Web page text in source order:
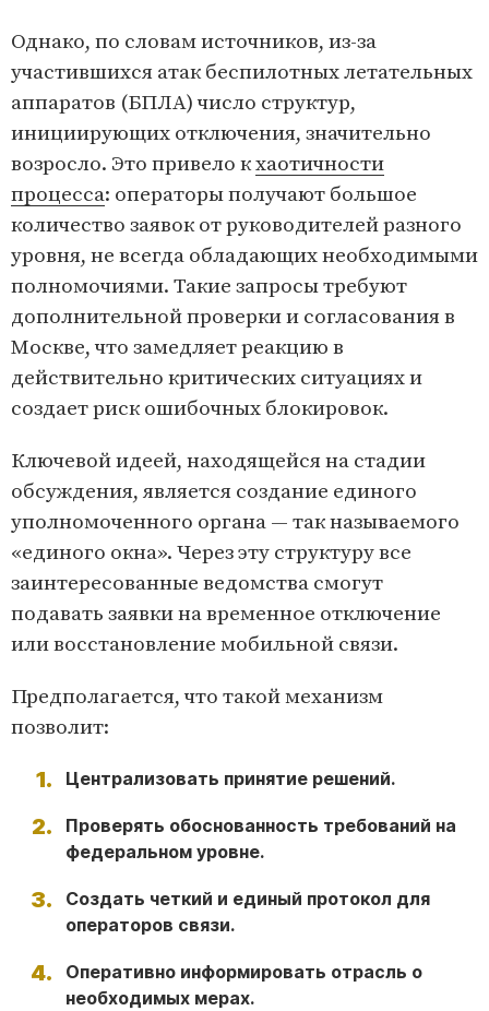
Однако, по словам источников, из-за
участившихся атак беспилотных летательных
аппаратов (БПЛА) число структур,
инициирующих отключения, значительно
возросло. Это привело кхаотичности
процесса: операторы получают большое
количество заявок от руководителей разного
уровня, не всегда обладающих необходимыми
полномочиями. Такие запросы требуют
дополнительной проверки и согласования в
Москве, что замедляет реакцию в
действительно критических ситуациях и
создает риск ошибочных блокировок.
Ключевой идеей, находящейся на стадии
обсуждения, является создание единого
уполномоченного органа — так называемого
«единого окна». Через эту структуру все
заинтересованные ведомства смогут
подавать заявки на временное отключение
или восстановление мобильной связи.
Предполагается, что такой механизм
позволит:
Централизовать принятие решений.
Проверять обоснованность требований на
федеральном уровне.
Создать четкий и единый протокол для
операторов связи.
Оперативно информировать отрасль о
необходимых мерах.